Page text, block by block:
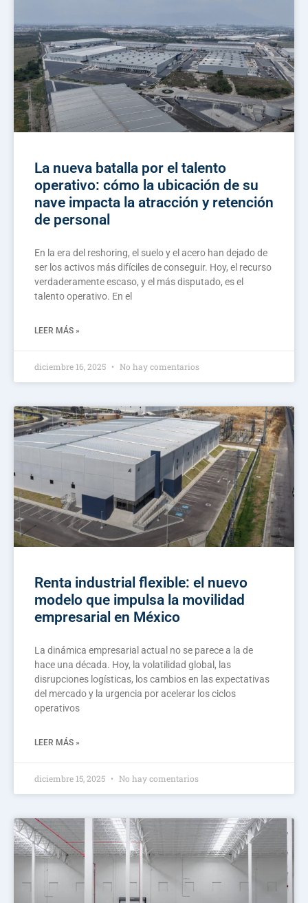
La nueva batalla por el talento
operativo: cómo la ubicación de su
nave impacta la atracción y retención
de personal
En la era del reshoring, el suelo y el acero han dejado de
ser los activos más difíciles de conseguir. Hoy, el recurso
verdaderamente escaso, y el más disputado, es el
talento operativo. En el
LEER MÁS »
diciembre 16, 2025 No hay comentarios
Renta industrial flexible: el nuevo
modelo que impulsa la movilidad
empresarial en México
La dinámica empresarial actual no se parece a la de
hace una década. Hoy, la volatilidad global, las
disrupciones logísticas, los cambios en las expectativas
del mercado y la urgencia por acelerar los ciclos
operativos
LEER MÁS »
diciembre 15, 2025 No hay comentarios